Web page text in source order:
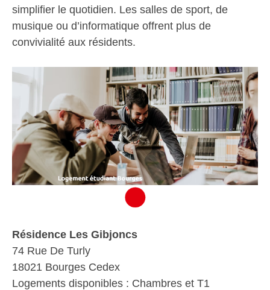
simplifier le quotidien. Les salles de sport, de
musique ou d’informatique offrent plus de
convivialité aux résidents.
Résidence Les Gibjoncs
74 Rue De Turly
18021 Bourges Cedex
Logements disponibles : Chambres et T1